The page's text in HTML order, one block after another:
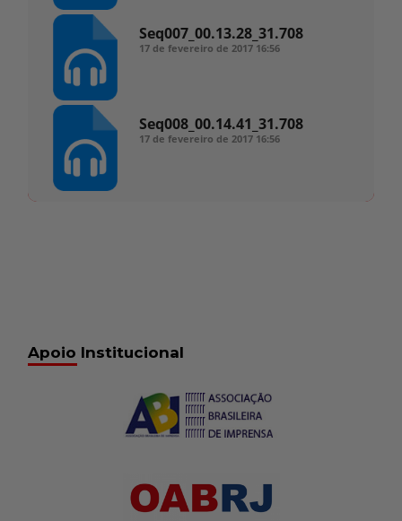
Seq007_00.13.28_31.708
17 de fevereiro de 2017 16:56
Seq008_00.14.41_31.708
17 de fevereiro de 2017 16:56
Apoio Institucional